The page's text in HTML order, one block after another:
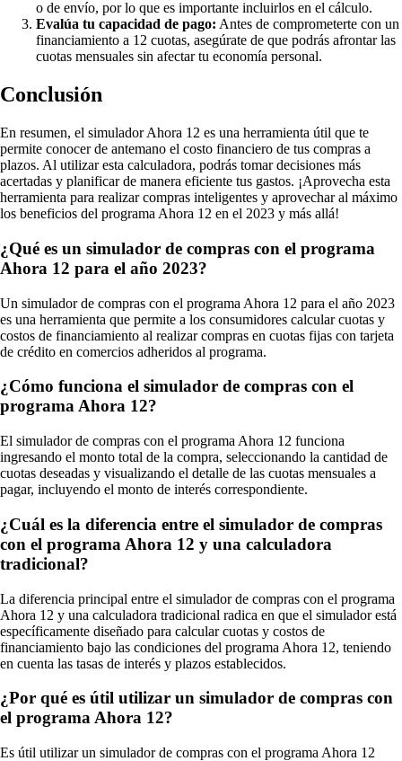
o de envío, por lo que es importante incluirlos en el cálculo.
Evalúa tu capacidad de pago: Antes de comprometerte con un
financiamiento a 12 cuotas, asegúrate de que podrás afrontar las
cuotas mensuales sin afectar tu economía personal.
Conclusión
En resumen, el simulador Ahora 12 es una herramienta útil que te
permite conocer de antemano el costo financiero de tus compras a
plazos. Al utilizar esta calculadora, podrás tomar decisiones más
acertadas y planificar de manera eficiente tus gastos. ¡Aprovecha esta
herramienta para realizar compras inteligentes y aprovechar al máximo
los beneficios del programa Ahora 12 en el 2023 y más allá!
¿Qué es un simulador de compras con el programa
Ahora 12 para el año 2023?
Un simulador de compras con el programa Ahora 12 para el año 2023
es una herramienta que permite a los consumidores calcular cuotas y
costos de financiamiento al realizar compras en cuotas fijas con tarjeta
de crédito en comercios adheridos al programa.
¿Cómo funciona el simulador de compras con el
programa Ahora 12?
El simulador de compras con el programa Ahora 12 funciona
ingresando el monto total de la compra, seleccionando la cantidad de
cuotas deseadas y visualizando el detalle de las cuotas mensuales a
pagar, incluyendo el monto de interés correspondiente.
¿Cuál es la diferencia entre el simulador de compras
con el programa Ahora 12 y una calculadora
tradicional?
La diferencia principal entre el simulador de compras con el programa
Ahora 12 y una calculadora tradicional radica en que el simulador está
específicamente diseñado para calcular cuotas y costos de
financiamiento bajo las condiciones del programa Ahora 12, teniendo
en cuenta las tasas de interés y plazos establecidos.
¿Por qué es útil utilizar un simulador de compras con
el programa Ahora 12?
Es útil utilizar un simulador de compras con el programa Ahora 12